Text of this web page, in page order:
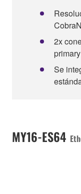
2x
Se
MY16-ES64